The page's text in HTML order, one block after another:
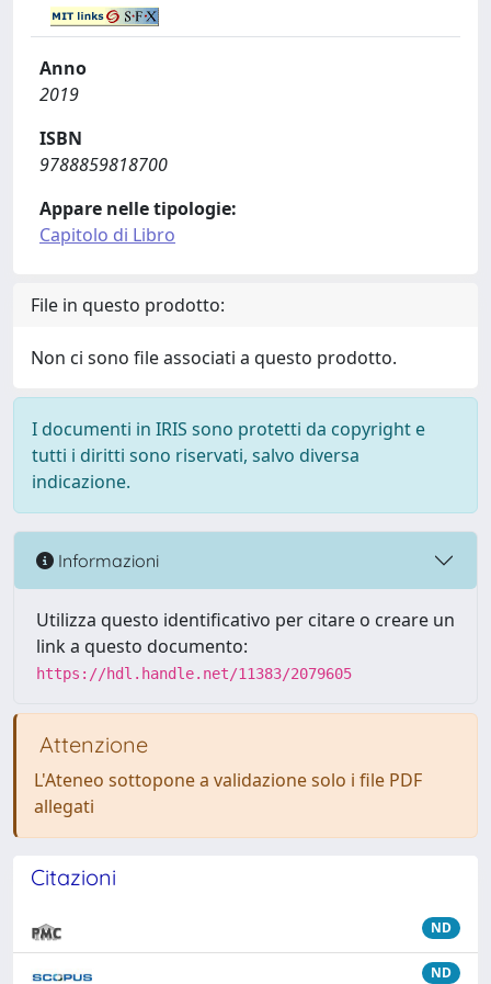
Anno
2019
ISBN
9788859818700
Appare nelle tipologie:
Capitolo di Libro
File in questo prodotto:
Non ci sono file associati a questo prodotto.
I documenti in IRIS sono protetti da copyright e
tutti i diritti sono riservati, salvo diversa
indicazione.
Informazioni
Utilizza questo identificativo per citare o creare un
link a questo documento:
https://hdl.handle.net/11383/2079605
Attenzione
L'Ateneo sottopone a validazione solo i file PDF
allegati
Citazioni
ND
ND